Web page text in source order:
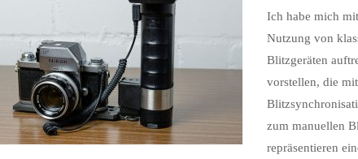
Ich habe mich
Nutzung von
Blitzgeräten
vorstellen, die
zum manuellen
repräsentieren